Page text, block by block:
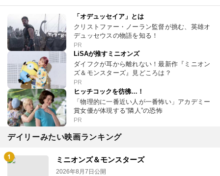
「オデュッセイア」とは
クリストファー・ノーラン監督が挑む、英雄オ
デュッセウスの物語を知る！
PR
LiSAが推すミニオンズ
ダイフクが耳から離れない！最新作『ミニオン
ズ＆モンスターズ』見どころは？
PR
ヒッチコックを彷彿…！
「物理的に一番近い人が一番怖い」アカデミー
賞女優が体現する“隣人”の恐怖
PR
デイリーみたい映画ランキング
ミニオンズ＆モンスターズ
2026年8月7日公開